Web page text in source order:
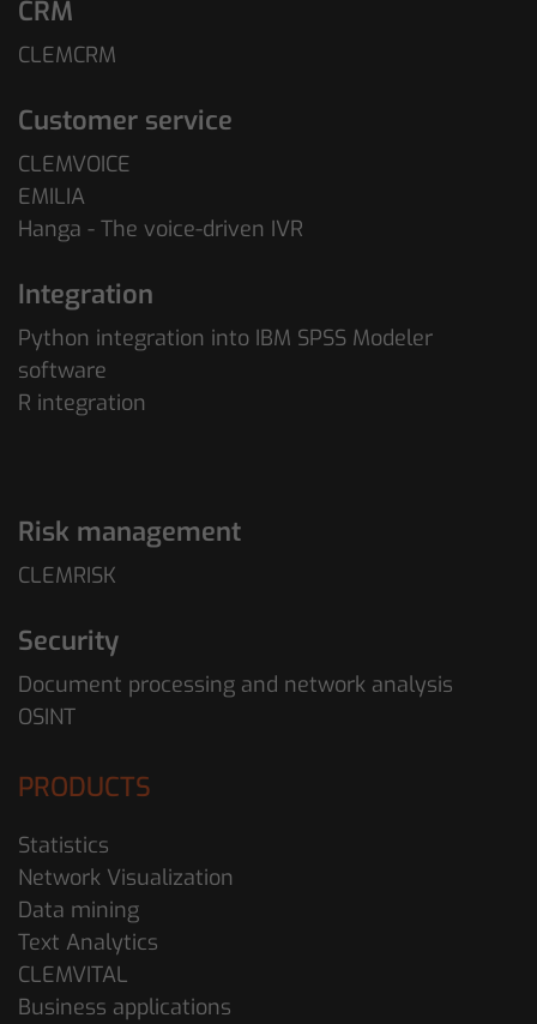
CRM
CLEMCRM
Customer service
CLEMVOICE
EMILIA
Hanga - The voice-driven IVR
Integration
Python integration into IBM SPSS Modeler
software
R integration
Risk management
CLEMRISK
Security
Document processing and network analysis
OSINT
PRODUCTS
Statistics
Network Visualization
Data mining
Text Analytics
CLEMVITAL
Business applications